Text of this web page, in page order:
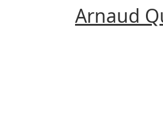
Arnaud